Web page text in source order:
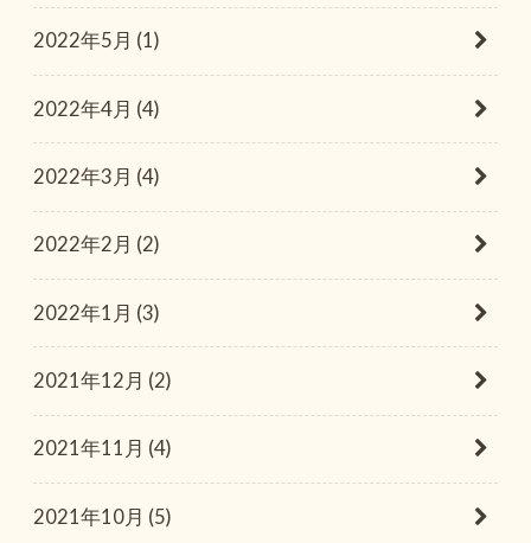
2022年5月 (1)
2022年4月 (4)
2022年3月 (4)
2022年2月 (2)
2022年1月 (3)
2021年12月 (2)
2021年11月 (4)
2021年10月 (5)